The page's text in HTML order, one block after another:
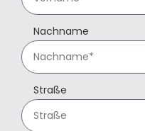
Nachname
Straße